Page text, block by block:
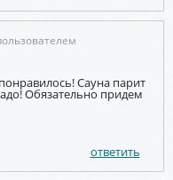
Сауна парит
Обязательно придем
ответить